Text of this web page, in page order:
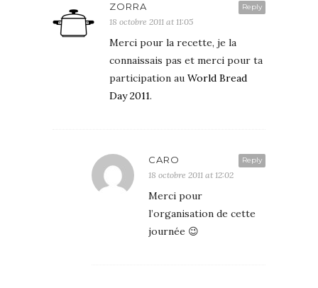
Reply
ZORRA
18 octobre 2011 at 11:05
Merci pour la recette, je la
connaissais pas et merci pour ta
participation au World Bread
Day 2011.
Reply
CARO
18 octobre 2011 at 12:02
Merci pour
l’organisation de cette
journée 😉